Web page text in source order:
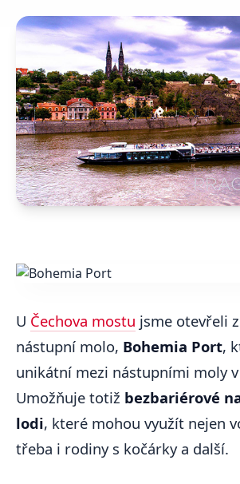
U Čechova mostu jsme otevřeli
nástupní molo, Bohemia Port,
unikátní mezi nástupními moly v
Umožňuje totiž bezbariérové
lodi, které mohou využít nejen
třeba i rodiny s kočárky a další.